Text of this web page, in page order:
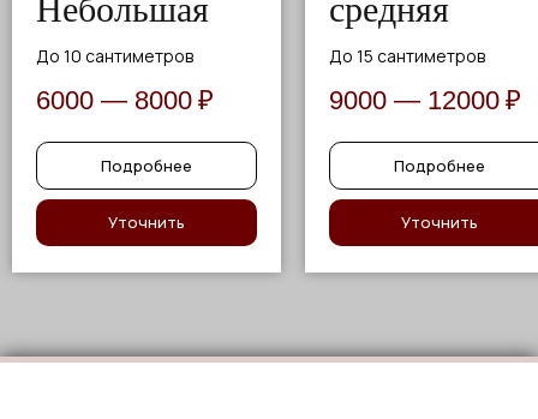
Небольшая
До 10 сантиметров
6000 — 8000 ₽
Подробнее
Уточнить
средняя
До 15 сантиметров
9000 — 12000 ₽
Подробнее
Уточнить